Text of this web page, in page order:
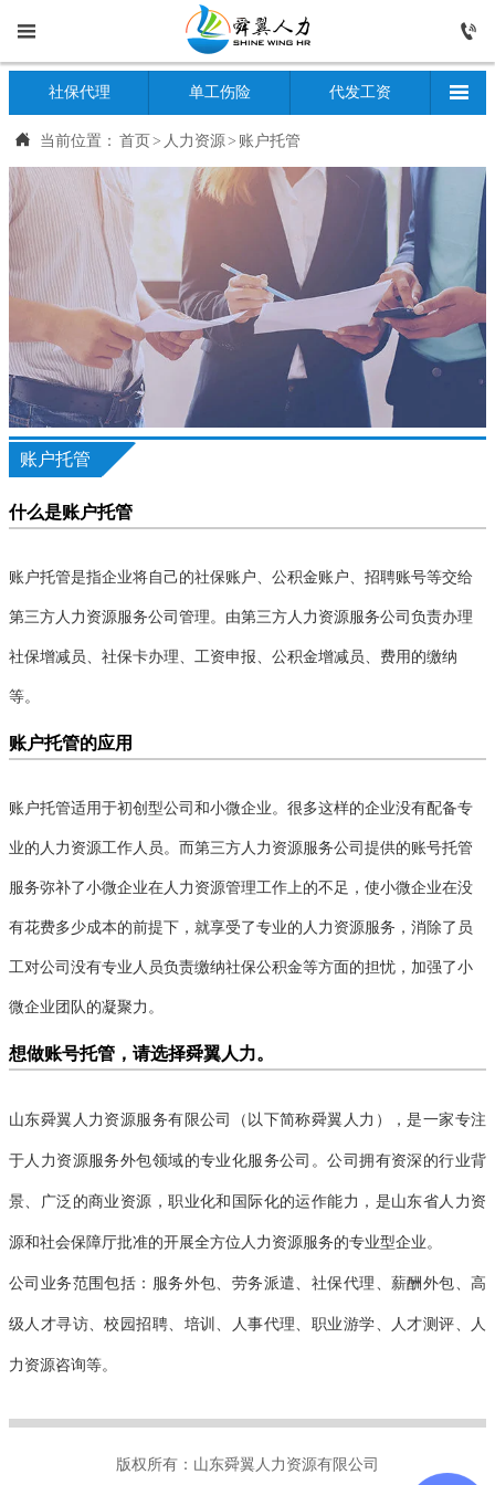
 
社保代理 单工伤险 代发工资 
 当前位置： 首页> 人力资源> 账户托管
账户托管
什么是账户托管
账户托管是指企业将自己的社保账户、公积金账户、招聘账号等交给
第三方人力资源服务公司管理。由第三方人力资源服务公司负责办理
社保增减员、社保卡办理、工资申报、公积金增减员、费用的缴纳
等。
账户托管的应用
账户托管适用于初创型公司和小微企业。很多这样的企业没有配备专
业的人力资源工作人员。而第三方人力资源服务公司提供的账号托管
服务弥补了小微企业在人力资源管理工作上的不足，使小微企业在没
有花费多少成本的前提下，就享受了专业的人力资源服务，消除了员
工对公司没有专业人员负责缴纳社保公积金等方面的担忧，加强了小
微企业团队的凝聚力。
想做账号托管，请选择舜翼人力。
山东舜翼人力资源服务有限公司（以下简称舜翼人力），是一家专注
于人力资源服务外包领域的专业化服务公司。公司拥有资深的行业背
景、广泛的商业资源，职业化和国际化的运作能力，是山东省人力资
源和社会保障厅批准的开展全方位人力资源服务的专业型企业。
公司业务范围包括：服务外包、 劳务派遣 、社保代理、 薪酬外包 、高
级人才寻访、校园招聘、培训、人事代理、职业游学、人才测评、人
力资源咨询等。
版权所有：山东舜翼人力资源有限公司
首页
 人力资源
 专业外包
 关于我们
 工商财税
 服务平台
 媒体中心
 工作机会
 联系我们